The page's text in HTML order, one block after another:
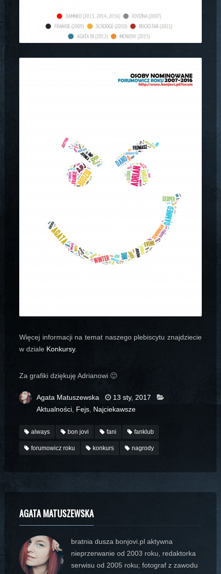
Więcej informacji na temat naszego plebiscytu znajdziecie
w dziale Konkursy.
Za grafiki dziękuję Adrianowi 🙂
Agata Matuszewska
13 sty, 2017
Aktualności, Fejs, Najciekawsze
always bon jovi fani fanklub
forumowicz roku konkurs nagrody
AGATA MATUSZEWSKA
bratnia dusza bonjovi.pl aktywna
nieprzerwanie od 2003 roku, redaktorka
serwisu od 2005 roku; fotograf z zawodu